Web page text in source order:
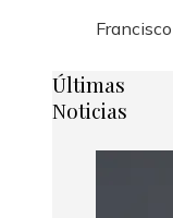
Últimas
Noticias